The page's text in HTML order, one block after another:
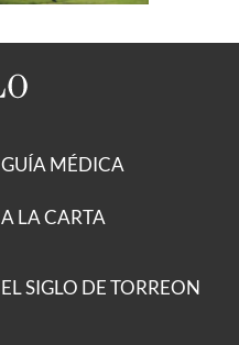
GUÍA MÉDICA
A LA CARTA
EL SIGLO DE TORREON